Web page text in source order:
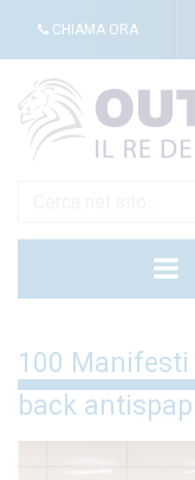
CHIAMA ORA
100
back